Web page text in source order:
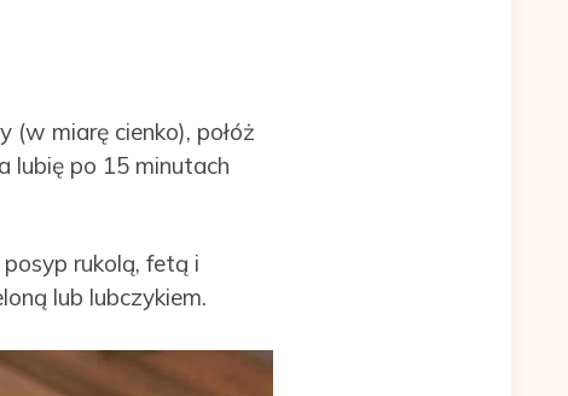
(w miarę cienko), połóż
lubię po 15 minutach
rukolą, fetą i
lub lubczykiem.